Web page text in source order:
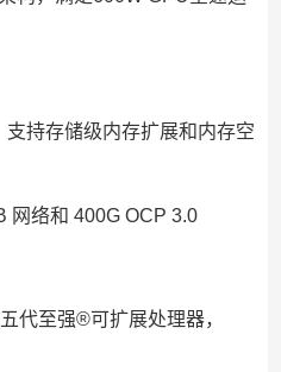
持存储级内存扩展和内存空
网络和 400G OCP 3.0
代至强®可扩展处理器，